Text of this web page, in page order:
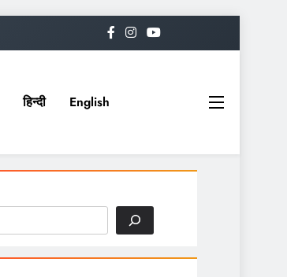
हिन्दी English